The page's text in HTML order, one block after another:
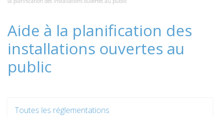
Aide à la planification des
installations ouvertes au
public
Toutes les réglementations